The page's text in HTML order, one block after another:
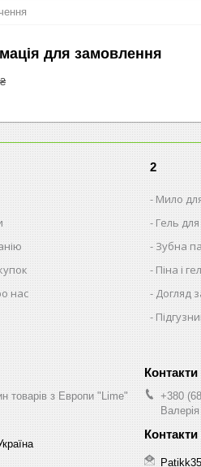
для замовлення
нас
2
Мило
Гель
Зубна
Піна і
Догляд
товарів з Европи "Lime"
+380